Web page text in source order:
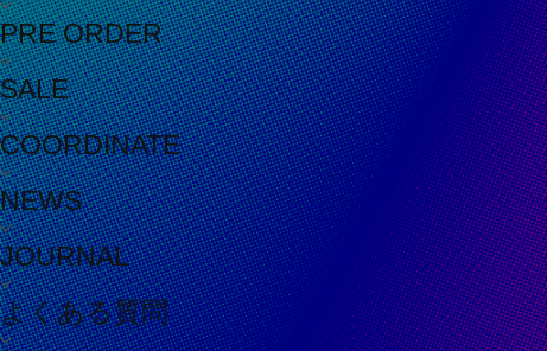
PRE ORDER
SALE
COORDINATE
NEWS
JOURNAL
よくある質問